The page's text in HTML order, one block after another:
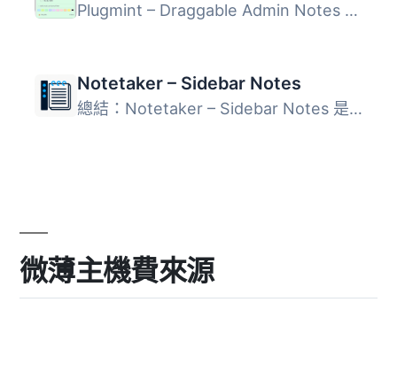
Plugmint – Draggable Admin Notes 讓使用者可以在 WordPress...
Notetaker – Sidebar Notes
總結：Notetaker – Sidebar Notes 是一個輕量級的 WordPress ...
微薄主機費來源